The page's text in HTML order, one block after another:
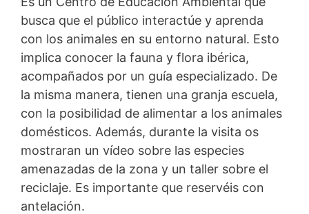
busca que el público interactúe y aprenda
con los animales en su entorno natural. Esto
implica conocer la fauna y flora ibérica,
acompañados por un guía especializado. De
la misma manera, tienen una granja escuela,
con la posibilidad de alimentar a los animales
domésticos. Además, durante la visita os
mostraran un vídeo sobre las especies
amenazadas de la zona y un taller sobre el
reciclaje. Es importante que reservéis con
antelación.